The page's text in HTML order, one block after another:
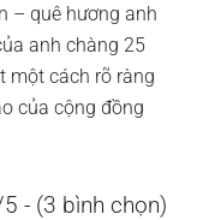
– quê hương anh
anh chàng 25
một cách rõ ràng
của cộng đồng
- (3 bình chọn)